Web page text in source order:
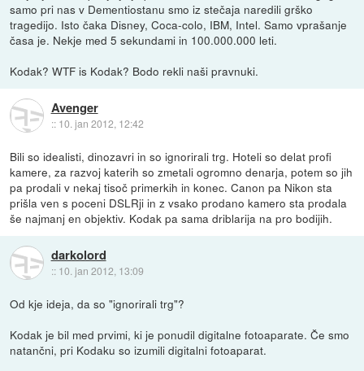
samo pri nas v Dementiostanu smo iz stečaja naredili grško
tragedijo. Isto čaka Disney, Coca-colo, IBM, Intel. Samo vprašanje
časa je. Nekje med 5 sekundami in 100.000.000 leti.
Kodak? WTF is Kodak? Bodo rekli naši pravnuki.
Avenger
:: 10. jan 2012, 12:42
Bili so idealisti, dinozavri in so ignorirali trg. Hoteli so delat profi
kamere, za razvoj katerih so zmetali ogromno denarja, potem so jih
pa prodali v nekaj tisoč primerkih in konec. Canon pa Nikon sta
prišla ven s poceni DSLRji in z vsako prodano kamero sta prodala
še najmanj en objektiv. Kodak pa sama driblarija na pro bodijih.
darkolord
:: 10. jan 2012, 13:09
Od kje ideja, da so "ignorirali trg"?
Kodak je bil med prvimi, ki je ponudil digitalne fotoaparate. Če smo
natančni, pri Kodaku so izumili digitalni fotoaparat.